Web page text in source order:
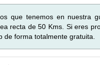
que tenemos en nuestra
recta de 50 Kms. Si eres
de forma totalmente gratuita.